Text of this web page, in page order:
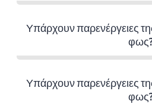
Υπάρχουν παρενέργειες
Υπάρχουν παρενέργειες